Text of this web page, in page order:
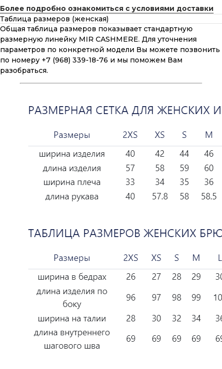
Более подробно ознакомиться с условиями доставки
Таблица размеров (женская)
Общая таблица размеров показывает стандартную
размерную линейку MIR CASHMERE. Для уточнения
параметров по конкретной модели Вы можете позвонить
по номеру +7 (968) 339-18-76 и мы поможем Вам
разобраться.